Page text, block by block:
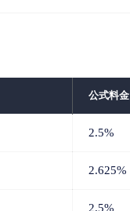
公式料金
2.5%
2.625%
2.5%